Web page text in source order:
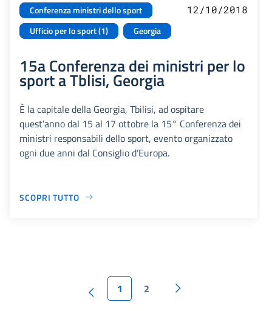
Conferenza ministri dello sport
Ufficio per lo sport (1)
Georgia
12/10/2018
15a Conferenza dei ministri per lo
sport a Tblisi, Georgia
È la capitale della Georgia, Tbilisi, ad ospitare
quest’anno dal 15 al 17 ottobre la 15° Conferenza dei
ministri responsabili dello sport, evento organizzato
ogni due anni dal Consiglio d’Europa.
SCOPRI TUTTO
1 2